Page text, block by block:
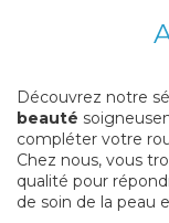
Découvrez notre
beauté
compléter votre
Chez nous, vous
qualité pour
de soin de la peau